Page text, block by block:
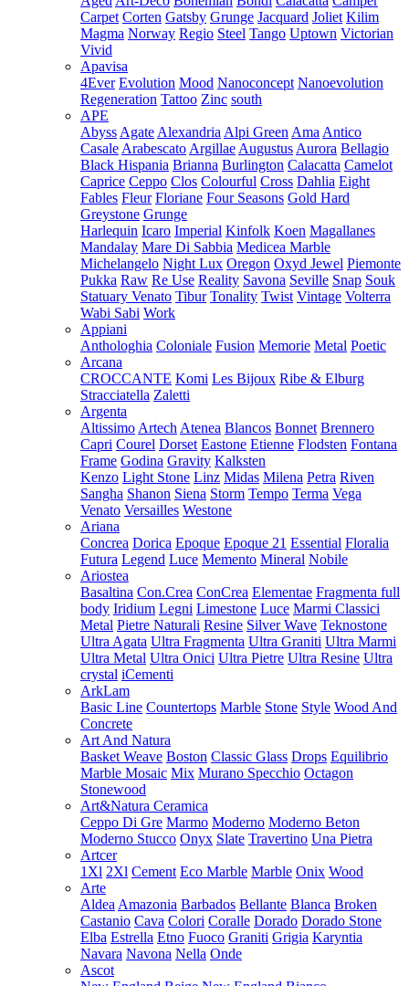
Carpet Corten Gatsby Grunge Jacquard Joliet Kilim
Magma Norway Regio Steel Tango Uptown Victorian
Vivid
Apavisa
4Ever Evolution Mood Nanoconcept Nanoevolution
Regeneration Tattoo Zinc south
APE
Abyss Agate Alexandria Alpi Green Ama Antico
Casale Arabescato Argillae Augustus Aurora Bellagio
Black Hispania Brianna Burlington Calacatta Camelot
Caprice Ceppo Clos Colourful Cross Dahlia Eight
Fables Fleur Floriane Four Seasons Gold Hard
Greystone Grunge
Harlequin Icaro Imperial Kinfolk Koen Magallanes
Mandalay Mare Di Sabbia Medicea Marble
Michelangelo Night Lux Oregon Oxyd Jewel Piemonte
Pukka Raw Re Use Reality Savona Seville Snap Souk
Statuary Venato Tibur Tonality Twist Vintage Volterra
Wabi Sabi Work
Appiani
Anthologhia Coloniale Fusion Memorie Metal Poetic
Arcana
CROCCANTE Komi Les Bijoux Ribe & Elburg
Stracciatella Zaletti
Argenta
Altissimo Artech Atenea Blancos Bonnet Brennero
Capri Courel Dorset Eastone Etienne Flodsten Fontana
Frame Godina Gravity Kalksten
Kenzo Light Stone Linz Midas Milena Petra Riven
Sangha Shanon Siena Storm Tempo Terma Vega
Venato Versailles Westone
Ariana
Concrea Dorica Epoque Epoque 21 Essential Floralia
Futura Legend Luce Memento Mineral Nobile
Ariostea
Basaltina Con.Crea ConCrea Elementae Fragmenta full
body Iridium Legni Limestone Luce Marmi Classici
Metal Pietre Naturali Resine Silver Wave Teknostone
Ultra Agata Ultra Fragmenta Ultra Graniti Ultra Marmi
Ultra Metal Ultra Onici Ultra Pietre Ultra Resine Ultra
crystal iCementi
ArkLam
Basic Line Countertops Marble Stone Style Wood And
Concrete
Art And Natura
Basket Weave Boston Classic Glass Drops Equilibrio
Marble Mosaic Mix Murano Specchio Octagon
Stonewood
Art&Natura Ceramica
Ceppo Di Gre Marmo Moderno Moderno Beton
Moderno Stucco Onyx Slate Travertino Una Pietra
Artcer
1Xl 2Xl Cement Eco Marble Marble Onix Wood
Arte
Aldea Amazonia Barbados Bellante Blanca Broken
Castanio Cava Colori Coralle Dorado Dorado Stone
Elba Estrella Etno Fuoco Graniti Grigia Karyntia
Navara Navona Nella Onde
Ascot